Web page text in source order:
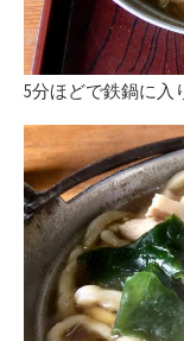
5分ほどで鉄鍋に入